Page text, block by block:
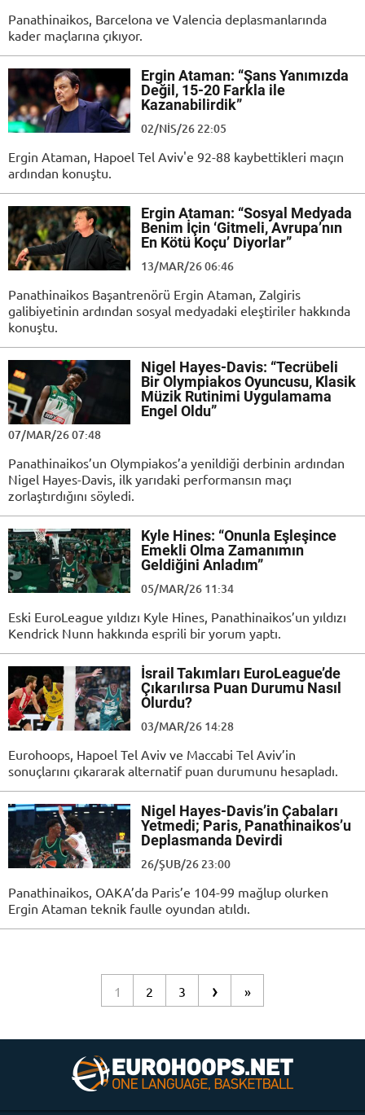
Panathinaikos, Barcelona ve Valencia deplasmanlarında
kader maçlarına çıkıyor.
Ergin Ataman: “Şans Yanımızda
Değil, 15-20 Farkla ile
Kazanabilirdik”
02/NIS/26 22:05
Ergin Ataman, Hapoel Tel Aviv'e 92-88 kaybettikleri maçın
ardından konuştu.
Ergin Ataman: “Sosyal Medyada
Benim İçin ‘Gitmeli, Avrupa’nın
En Kötü Koçu’ Diyorlar”
13/MAR/26 06:46
Panathinaikos Başantrenörü Ergin Ataman, Zalgiris
galibiyetinin ardından sosyal medyadaki eleştiriler hakkında
konuştu.
Nigel Hayes-Davis: “Tecrübeli
Bir Olympiakos Oyuncusu, Klasik
Müzik Rutinimi Uygulamama
Engel Oldu”
07/MAR/26 07:48
Panathinaikos’un Olympiakos’a yenildiği derbinin ardından
Nigel Hayes-Davis, ilk yarıdaki performansın maçı
zorlaştırdığını söyledi.
Kyle Hines: “Onunla Eşleşince
Emekli Olma Zamanımın
Geldiğini Anladım”
05/MAR/26 11:34
Eski EuroLeague yıldızı Kyle Hines, Panathinaikos’un yıldızı
Kendrick Nunn hakkında esprili bir yorum yaptı.
İsrail Takımları EuroLeague’de
Çıkarılırsa Puan Durumu Nasıl
Olurdu?
03/MAR/26 14:28
Eurohoops, Hapoel Tel Aviv ve Maccabi Tel Aviv’in
sonuçlarını çıkararak alternatif puan durumunu hesapladı.
Nigel Hayes-Davis’in Çabaları
Yetmedi; Paris, Panathinaikos’u
Deplasmanda Devirdi
26/ŞUB/26 23:00
Panathinaikos, OAKA’da Paris’e 104-99 mağlup olurken
Ergin Ataman teknik faulle oyundan atıldı.
1 2 3 › »